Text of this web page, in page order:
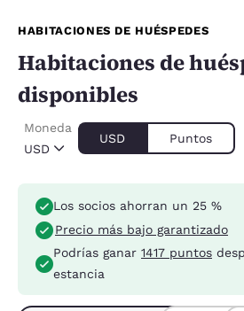
HABITACIONES DE HUÉSPEDES
Habitaciones de
disponibles
USD
Moneda
USD Puntos
Los socios ahorran un 25 %
Precio más bajo garantizado
Podrías ganar 1417 puntos
estancia